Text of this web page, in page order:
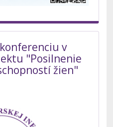
v
"Posilnenie
žien"